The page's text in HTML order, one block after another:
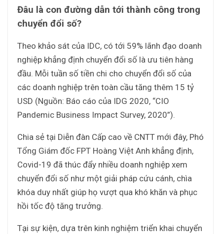
Đâu là con đường dẫn tới thành công trong
chuyển đổi số?
Theo khảo sát của IDC, có tới 59% lãnh đạo doanh
nghiệp khẳng định chuyển đổi số là ưu tiên hàng
đầu. Mỗi tuần số tiền chi cho chuyển đổi số của
các doanh nghiệp trên toàn cầu tăng thêm 15 tỷ
USD (Nguồn: Báo cáo của IDG 2020, “CIO
Pandemic Business Impact Survey, 2020”).
Chia sẻ tại Diễn đàn Cấp cao về CNTT mới đây, Phó
Tổng Giám đốc FPT Hoàng Việt Anh khẳng định,
Covid-19 đã thúc đẩy nhiều doanh nghiệp xem
chuyển đổi số như một giải pháp cứu cánh, chìa
khóa duy nhất giúp họ vượt qua khó khăn và phục
hồi tốc độ tăng trưởng.
Tại sự kiện, dựa trên kinh nghiệm triển khai chuyển